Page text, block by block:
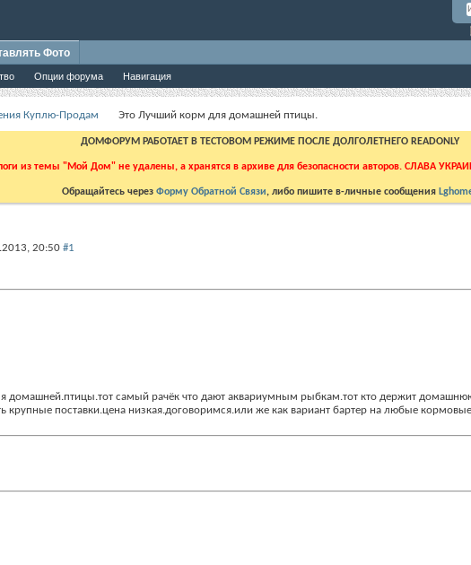
Опции форума Навигация
Фото
Куплю-Продам Это Лучший корм для домашней птицы.
ДОМФОРУМ РАБОТАЕТ В ТЕСТОВОМ РЕЖИМЕ ПОСЛЕ ДОЛГОЛЕТНЕГО READONLY
из темы "Мой Дом" не удалены, а хранятся в архиве для безопасности авторов. СЛАВА
Обращайтесь через Форму Обратной Связи, либо пишите в-личные сообщения
20:50 #1
домашней.птицы.тот самый рачёк что дают аквариумным рыбкам.тот кто держит
крупные поставки.цена низкая.договоримся.или же как вариант бартер на любые